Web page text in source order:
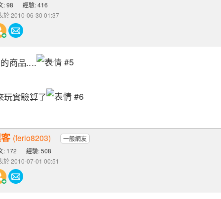
: 98
經驗: 416
於 2010-06-30 01:37
商品....
玩實驗算了
(ferio8203)
一般網友
: 172
經驗: 508
於 2010-07-01 00:51